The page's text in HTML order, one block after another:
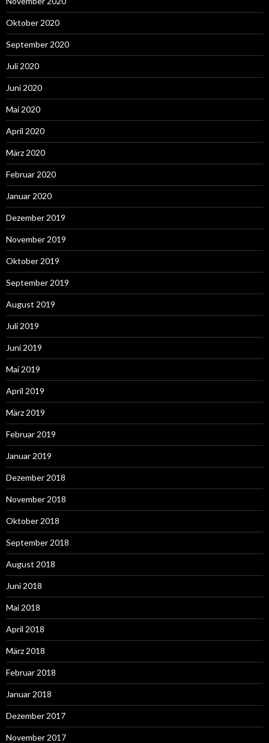
Oktober 2020
September 2020
Juli 2020
Juni 2020
Mai 2020
April 2020
März 2020
Februar 2020
Januar 2020
Dezember 2019
November 2019
Oktober 2019
September 2019
August 2019
Juli 2019
Juni 2019
Mai 2019
April 2019
März 2019
Februar 2019
Januar 2019
Dezember 2018
November 2018
Oktober 2018
September 2018
August 2018
Juni 2018
Mai 2018
April 2018
März 2018
Februar 2018
Januar 2018
Dezember 2017
November 2017